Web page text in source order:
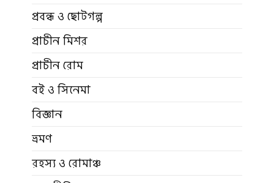
প্রবন্ধ ও ছোটগল্প
প্রাচীন মিশর
প্রাচীন রোম
বই ও সিনেমা
বিজ্ঞান
ভ্রমণ
রহস্য ও রোমাঞ্চ